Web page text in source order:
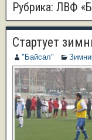
Рубрика: ЛВФ
Стартует
"Байсал"